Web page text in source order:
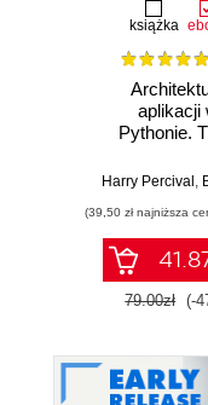
książka
aplikacji
Pythonie.
Harry Percival ,
(39,50 zł najniższa
79.00zł (-